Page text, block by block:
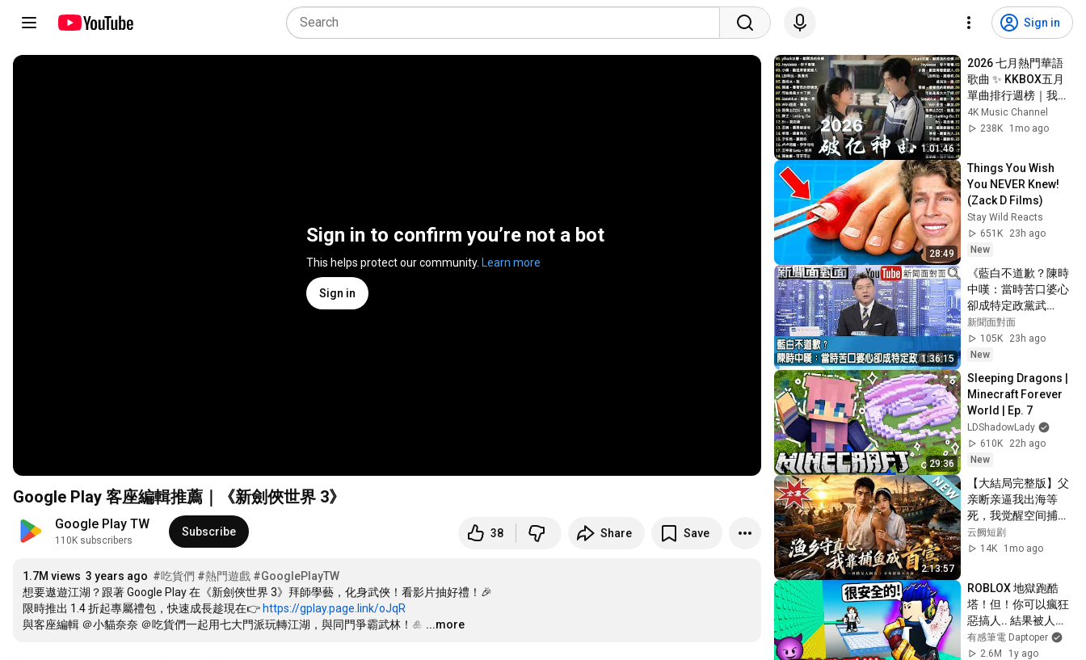
Sign in
Sign in to confirm you’re not a bot
This helps protect our community. Learn more
Sign in
Google Play 客座編輯推薦｜《新劍俠世界 3》
Google Play TW
110K subscribers
Subscribe 38 Share Save
1.7M views 3 years ago #吃貨們 #熱門遊戲 #GooglePlayTW
想要遨遊江湖？跟著 Google Play 在《新劍俠世界 3》拜師學藝，化身武俠！看影片抽好禮！🎉
限時推出 1.4 折起專屬禮包，快速成長趁現在👉 https://gplay.page.link/oJqR
與客座編輯 ＠小貓奈奈 ＠吃貨們一起用七大門派玩轉江湖，與同門爭霸武林！🎍 …
...more
1:01:46
2026 七月熱門華語
歌曲 ✨ KKBOX五月
單曲排行週榜｜我會
等、總會有人、跳楼
机、斷送青春愛錯
興哲、JJ林俊傑、
G.E.M.鄧紫棋｜2026
抖音熱歌合集
4K Music Channel
238K
1mo ago
28:49
Things You Wish
You NEVER Knew!
(Zack D Films)
Stay Wild Reacts
651K
23h ago
New
1:36:15
《藍白不道歉？陳時
中嘆：當時苦口婆心
卻成特定政黨武
器？》【新聞面對
面】2026.08.07
新聞面對面
105K
23h ago
New
29:36
Sleeping Dragons |
Minecraft Forever
World | Ep. 7
LDShadowLady
610K
22h ago
New
2:13:57
【大結局完整版】父
亲断亲逼我出海等
死，我觉醒空间捕获
万吨海鲜，归来全村
悔疯《漁鄉守真心我
1~105集#云阙短剧
#短剧#一口气看完#
合集#都市#逆袭#爱
情#年代#古风#重生
#玄幻
云阙短剧
14K
1mo ago
ROBLOX 地獄跑酷
塔！但！你可以瘋狂
惡搞人.. 結果被人檢
舉?! 我帳號該不會要
沒了😭💔🥀【巨魔刺
有感筆電 Daptoper
2.6M
1y ago